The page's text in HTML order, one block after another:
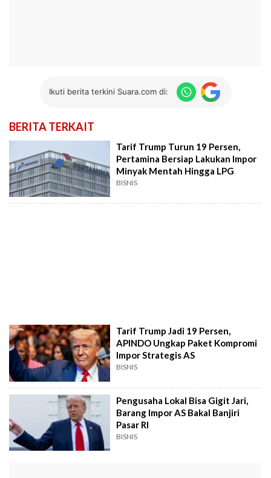
Ikuti berita terkini Suara.com di:
BERITA TERKAIT
Tarif Trump Turun 19 Persen,
Pertamina Bersiap Lakukan Impor
Minyak Mentah Hingga LPG
BISNIS
Tarif Trump Jadi 19 Persen,
APINDO Ungkap Paket Kompromi
Impor Strategis AS
BISNIS
Pengusaha Lokal Bisa Gigit Jari,
Barang Impor AS Bakal Banjiri
Pasar RI
BISNIS